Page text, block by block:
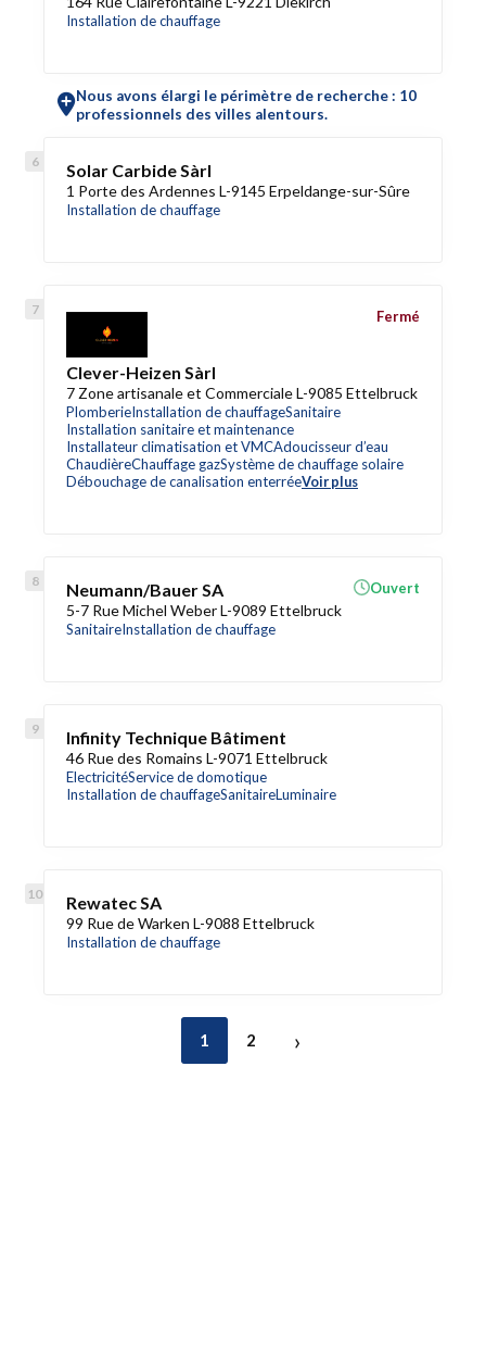
Installation de chauffage
Nous avons élargi le périmètre de recherche : 10
professionnels des villes alentours.
Solar Carbide Sàrl
1 Porte des Ardennes L-9145 Erpeldange-sur-Sûre
Installation de chauffage
Clever-Heizen Sàrl
7 Zone artisanale et Commerciale L-9085 Ettelbruck
PlomberieInstallation de chauffageSanitaire
Installation sanitaire et maintenance
Installateur climatisation et VMCAdoucisseur d’eau
ChaudièreChauffage gazSystème de chauffage solaire
Débouchage de canalisation enterréeVoir plus
Fermé
Neumann/Bauer SA
5-7 Rue Michel Weber L-9089 Ettelbruck
SanitaireInstallation de chauffage
Ouvert
Infinity Technique Bâtiment
46 Rue des Romains L-9071 Ettelbruck
ElectricitéService de domotique
Installation de chauffageSanitaireLuminaire
Rewatec SA
99 Rue de Warken L-9088 Ettelbruck
Installation de chauffage
1 2 ›